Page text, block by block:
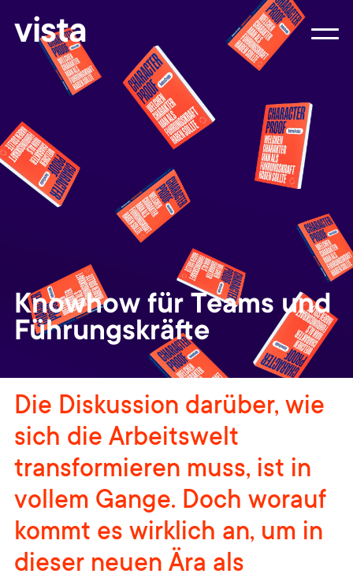
vista
Knowhow für Teams und
Führungskräfte
Die Diskussion darüber, wie
sich die Arbeitswelt
transformieren muss, ist in
vollem Gange. Doch worauf
kommt es wirklich an, um in
dieser neuen Ära als